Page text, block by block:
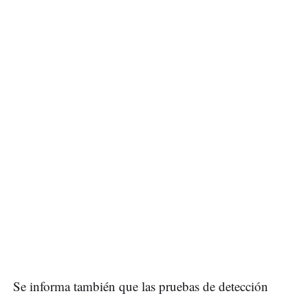
Se informa también que las pruebas de detección